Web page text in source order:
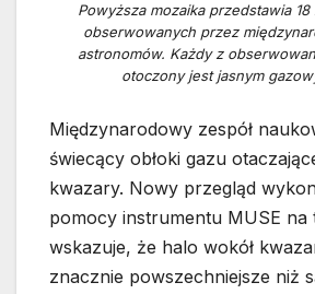
Powyższa mozaika przedstawia
obserwowanych przez
astronomów. Każdy z
otoczony jest jasnym
Międzynarodowy zespół
świecący obłoki gazu
kwazary. Nowy przegląd
pomocy instrumentu MUSE na
wskazuje, że halo wokół
znacznie powszechniejsze niż